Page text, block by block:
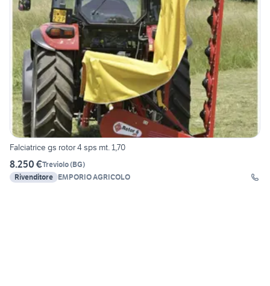
Falciatrice gs rotor 4 sps mt. 1,70
8.250 €Treviolo(BG)
Rivenditore EMPORIO AGRICOLO